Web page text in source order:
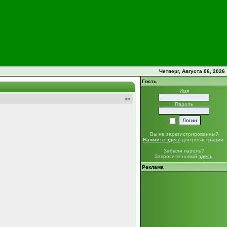
Четверг, Августа 06, 2026
<<
Гость
Имя
Пароль
Вы не зарегистрированны?
Нажмите здесь для регистрации.
Забыли пароль?
Запросите новый здесь.
Реклама